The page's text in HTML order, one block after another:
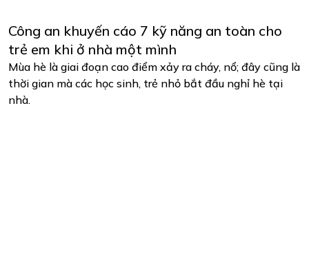
Công an khuyến cáo 7 kỹ năng an toàn cho
trẻ em khi ở nhà một mình
Mùa hè là giai đoạn cao điểm xảy ra cháy, nổ; đây cũng là
thời gian mà các học sinh, trẻ nhỏ bắt đầu nghỉ hè tại
nhà.